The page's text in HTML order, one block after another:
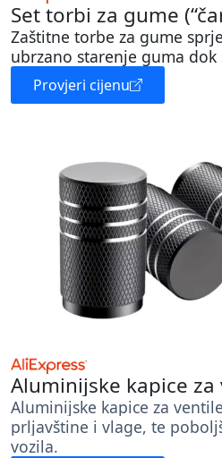
Set torbi za gume
Zaštitne torbe za gume
ubrzano starenje guma dok
Provjeri cijenu
Aluminijske kapice za
Aluminijske kapice za
prljavštine i vlage, te
vozila.